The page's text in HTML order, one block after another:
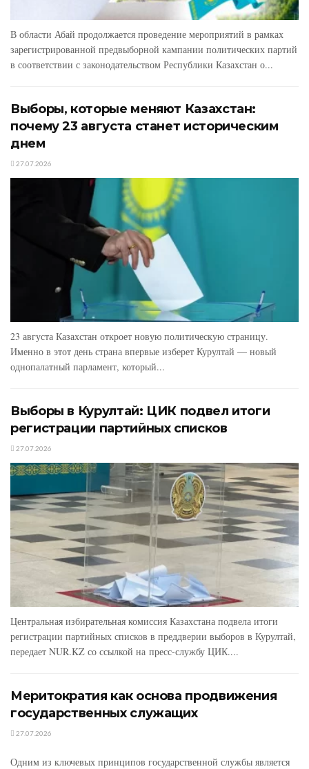
В области Абай продолжается проведение мероприятий в рамках
зарегистрированной предвыборной кампании политических партий
в соответствии с законодательством Республики Казахстан о...
Выборы, которые меняют Казахстан:
почему 23 августа станет историческим
днем
27.07.2026
23 августа Казахстан откроет новую политическую страницу.
Именно в этот день страна впервые изберет Курултай — новый
однопалатный парламент, который...
Выборы в Курултай: ЦИК подвел итоги
регистрации партийных списков
27.07.2026
Центральная избирательная комиссия Казахстана подвела итоги
регистрации партийных списков в преддверии выборов в Курултай,
передает NUR.KZ со ссылкой на пресс-службу ЦИК....
Меритократия как основа продвижения
государственных служащих
27.07.2026
Одним из ключевых принципов государственной службы является